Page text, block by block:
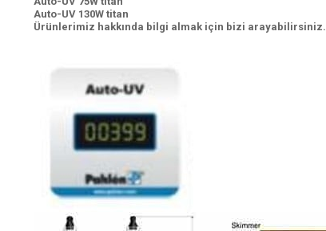
Auto-UV 130W titan
Ürünlerimiz hakkında bilgi almak için bizi arayabilirsiniz.